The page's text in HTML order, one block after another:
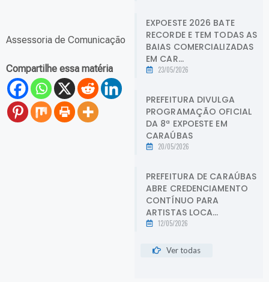
Assessoria de Comunicação
Compartilhe essa matéria
EXPOESTE 2026 BATE
RECORDE E TEM TODAS AS
BAIAS COMERCIALIZADAS
EM CAR...
23/05/2026
PREFEITURA DIVULGA
PROGRAMAÇÃO OFICIAL
DA 8ª EXPOESTE EM
CARAÚBAS
20/05/2026
PREFEITURA DE CARAÚBAS
ABRE CREDENCIAMENTO
CONTÍNUO PARA
ARTISTAS LOCA...
12/05/2026
Ver todas